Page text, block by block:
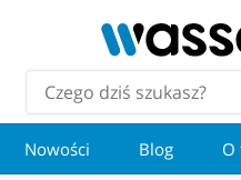
Nowości Blog O